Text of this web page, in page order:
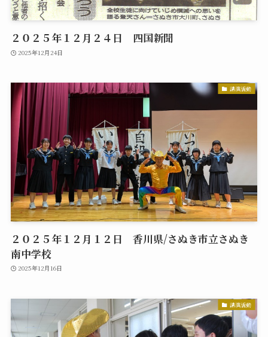
２０２５年１２月２４日 四国新聞
2025年12月24日
講演活動
２０２５年１２月１２日 香川県/さぬき市立さぬき
南中学校
2025年12月16日
講演活動